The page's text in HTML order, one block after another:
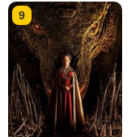
9